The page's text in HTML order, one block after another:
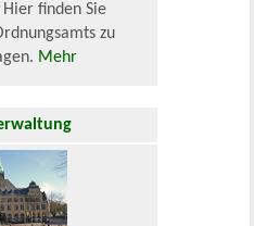
finden Sie
zu
Mehr